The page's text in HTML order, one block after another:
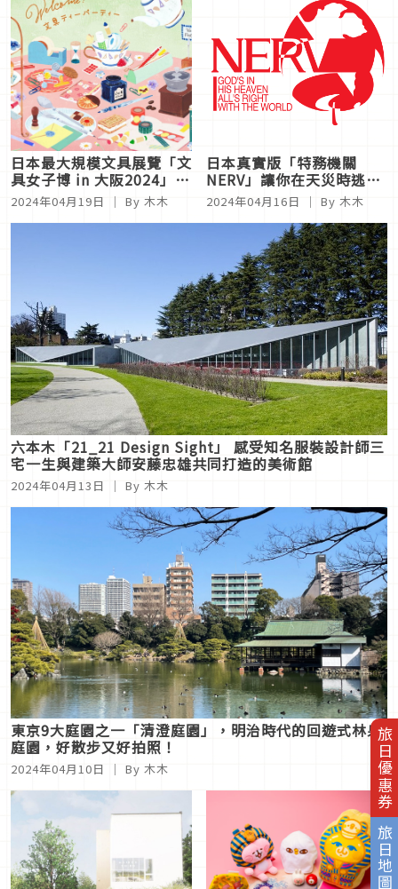
旅日優惠券
旅日地圖
日本最大規模文具展覽「文
具女子博 in 大阪2024」，
歡迎文具控們一起前往參加
文具午茶饗宴！
2024年04月19日 ｜ By 木木
日本真實版「特務機關
NERV」讓你在天災時逃生
機會大增！最快發布災害速
報的系統
2024年04月16日 ｜ By 木木
六本木「21_21 Design Sight」 感受知名服裝設計師三
宅一生與建築大師安藤忠雄共同打造的美術館
2024年04月13日 ｜ By 木木
東京9大庭園之一「清澄庭園」，明治時代的回遊式林泉
庭園，好散步又好拍照！
2024年04月10日 ｜ By 木木